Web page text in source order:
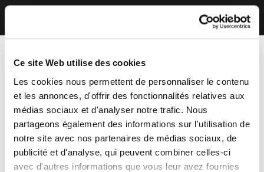
Ce site Web utilise des cookies
Les cookies nous permettent de personnaliser le contenu
et les annonces, d'offrir des fonctionnalités relatives aux
médias sociaux et d'analyser notre trafic. Nous
partageons également des informations sur l'utilisation de
notre site avec nos partenaires de médias sociaux, de
publicité et d'analyse, qui peuvent combiner celles-ci
avec d'autres informations que vous leur avez fournies